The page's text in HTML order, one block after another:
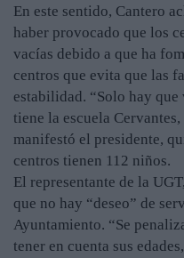
En este sentido, Cantero
haber provocado que los
vacías debido a que ha
centros que evita que las
estabilidad. “Solo hay
tiene la escuela
manifestó el presidente,
centros tienen 112 niños.
El representante de la
que no hay “deseo” de
Ayuntamiento. “Se
tener en cuenta sus